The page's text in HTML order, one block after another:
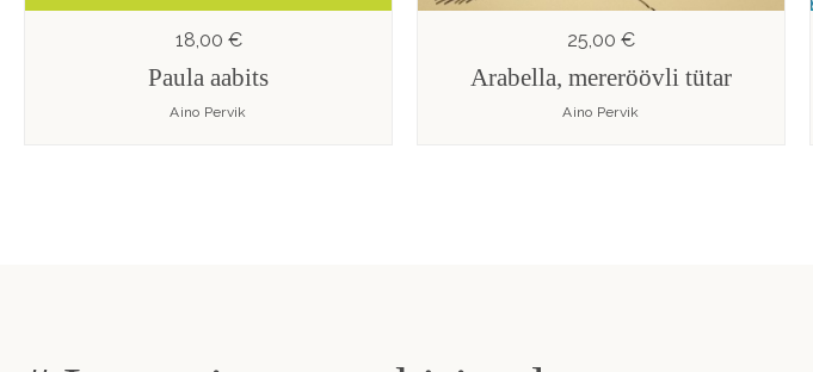
18,00 €
Paula aabits
Aino Pervik
25,00 €
Arabella, mereröövli tütar
Aino Pervik